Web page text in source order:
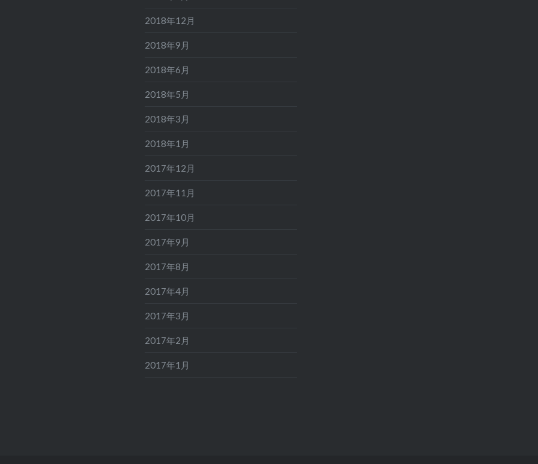
2018年12月
2018年9月
2018年6月
2018年5月
2018年3月
2018年1月
2017年12月
2017年11月
2017年10月
2017年9月
2017年8月
2017年4月
2017年3月
2017年2月
2017年1月